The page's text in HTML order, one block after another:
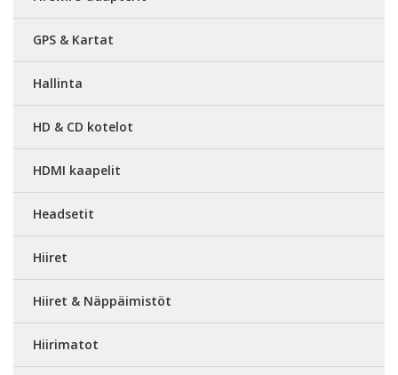
GPS & Kartat
Hallinta
HD & CD kotelot
HDMI kaapelit
Headsetit
Hiiret
Hiiret & Näppäimistöt
Hiirimatot